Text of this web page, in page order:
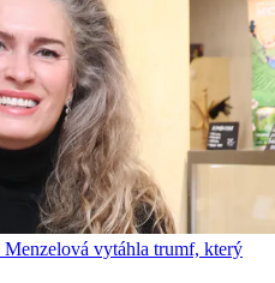
vytáhla trumf, který